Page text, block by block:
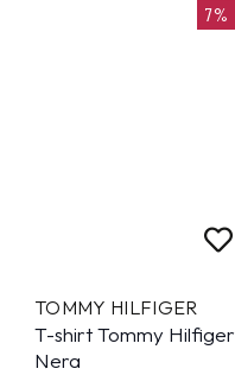
7%
TOMMY HILFIGER
T-shirt Tommy Hilfiger
Nera